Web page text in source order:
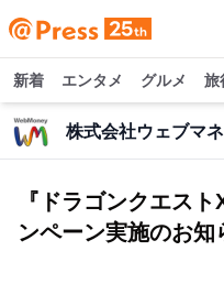
新着 エンタメ グルメ 旅
株式会社ウェブマ
『ドラゴンクエス
ンペーン実施のお知